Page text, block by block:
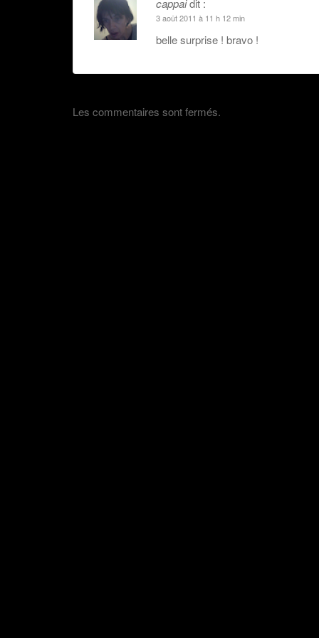
3 août 2011 à 11 h 12 min
belle surprise ! bravo !
Les commentaires sont fermés.